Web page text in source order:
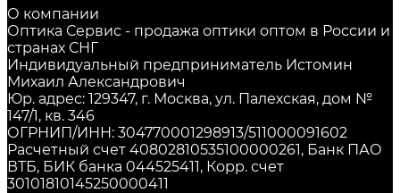
О компании
Оптика Сервис - продажа оптики оптом в России и
странах СНГ
Индивидуальный предприниматель Истомин
Михаил Александрович
Юр. адрес: 129347, г. Москва, ул. Палехская, дом №
147/1, кв. 346
ОГРНИП/ИНН: 304770001298913/511000091602
Расчетный счет 40802810535100000261, Банк ПАО
ВТБ, БИК банка 044525411, Корр. счет
30101810145250000411